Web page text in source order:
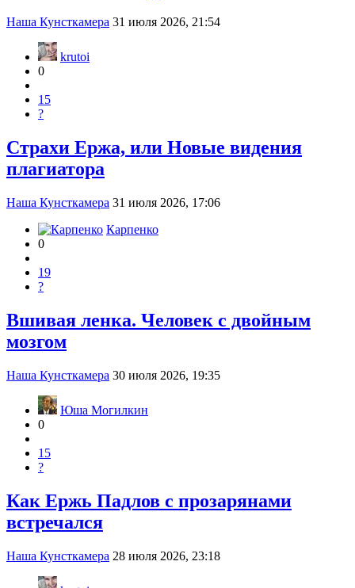
Наша Кунсткамера 31 июля 2026, 21:54
krutoi
0
15
?
Страхи Ержа, или Новые видения
плагиатора
Наша Кунсткамера 31 июля 2026, 17:06
Карпенко
0
19
?
Вшивая ленка. Человек с двойным
мозгом
Наша Кунсткамера 30 июля 2026, 19:35
Юша Могилкин
0
15
?
Как Ержь Падлов с прозарянами
встречался
Наша Кунсткамера 28 июля 2026, 23:18